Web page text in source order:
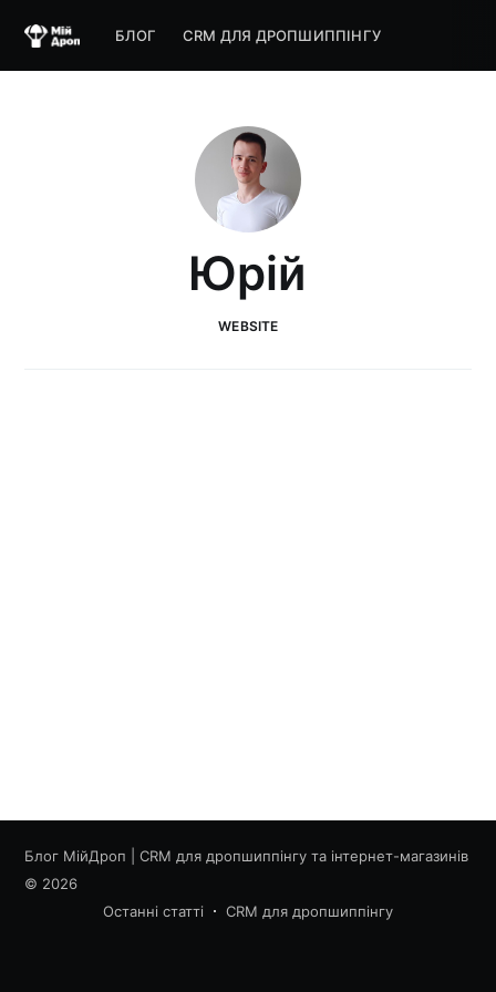
БЛОГ CRM ДЛЯ ДРОПШИППІНГУ
Юрій
WEBSITE
Блог МійДроп | CRM для дропшиппінгу та інтернет-магазинів
© 2026
Останні статті
CRM для дропшиппінгу